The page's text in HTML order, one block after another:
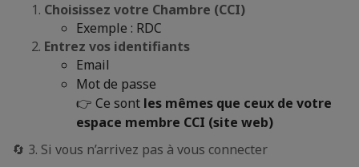
Choisissez votre Chambre (CCI)
Exemple : RDC
Entrez vos identifiants
Email
Mot de passe
👉 Ce sont les mêmes que ceux de votre
espace membre CCI (site web)
🔄 3. Si vous n’arrivez pas à vous connecter